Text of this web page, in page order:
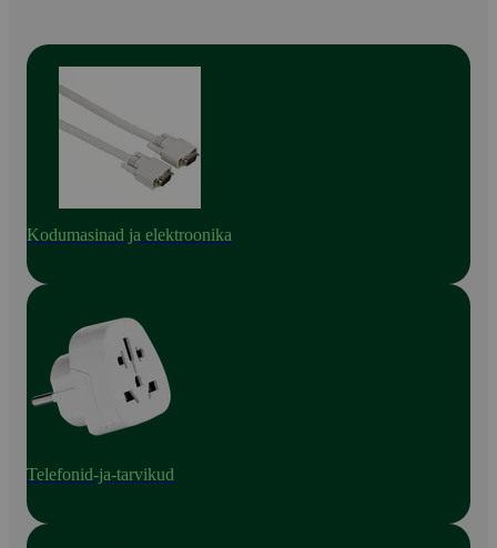
Kodumasinad ja elektroonika
Telefonid-ja-tarvikud